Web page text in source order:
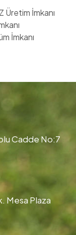
Üretim İmkanı
İmkanı
Cadde No:7
Mesa Plaza